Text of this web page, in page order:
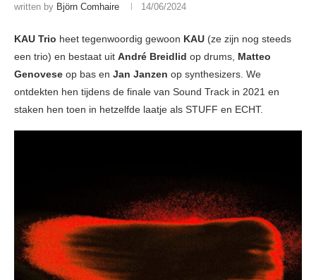
written by Björn Comhaire 14/06/2024
KAU Trio heet tegenwoordig gewoon KAU (ze zijn nog steeds
een trio) en bestaat uit André Breidlid op drums, Matteo
Genovese op bas en Jan Janzen op synthesizers. We
ontdekten hen tijdens de finale van Sound Track in 2021 en
staken hen toen in hetzelfde laatje als STUFF en ECHT.